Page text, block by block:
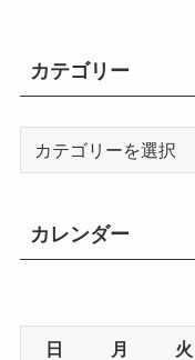
カテゴリー
ー
カレンダー
日 月 火